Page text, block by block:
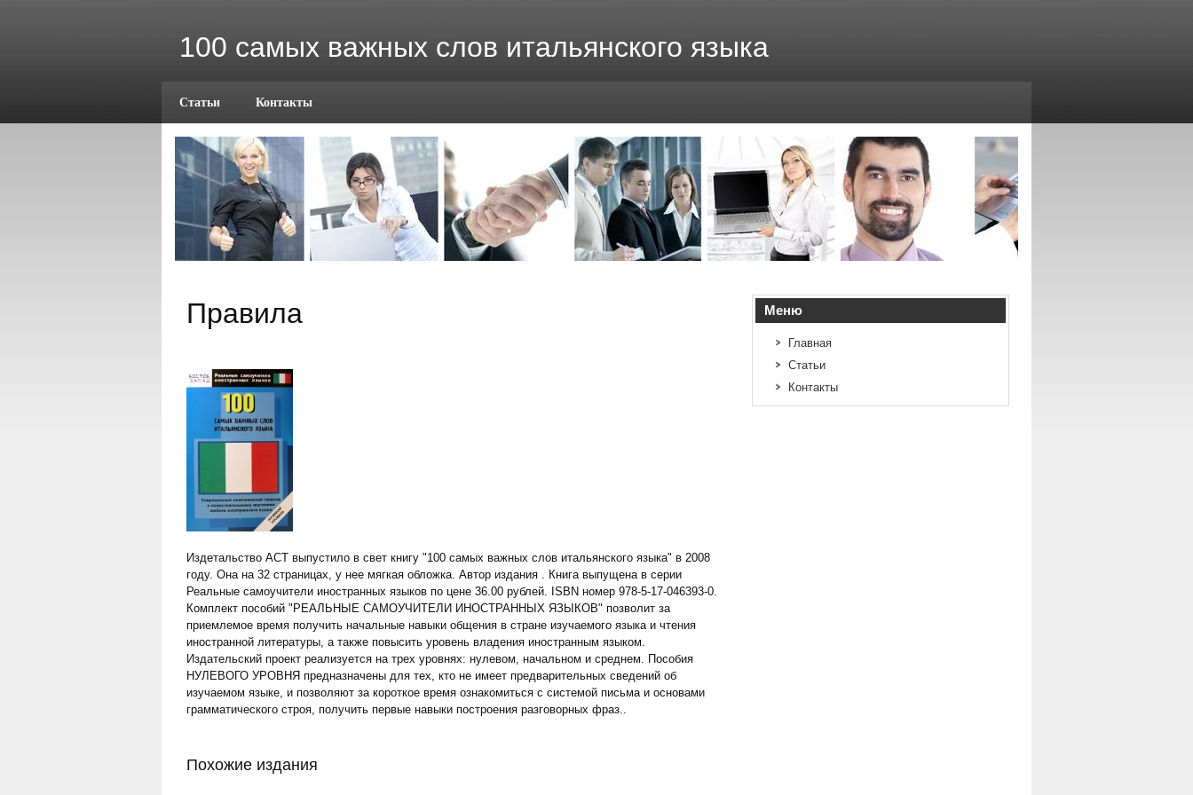
100 самых важных слов итальянского языка
Статьи Контакты
Правила
Издетальство АСТ выпустило в свет книгу "100 самых важных слов итальянского языка" в 2008
году. Она на 32 страницах, у нее мягкая обложка. Автор издания . Книга выпущена в серии
Реальные самоучители иностранных языков по цене 36.00 рублей. ISBN номер 978-5-17-046393-0.
Комплект пособий "РЕАЛЬНЫЕ САМОУЧИТЕЛИ ИНОСТРАННЫХ ЯЗЫКОВ" позволит за
приемлемое время получить начальные навыки общения в стране изучаемого языка и чтения
иностранной литературы, а также повысить уровень владения иностранным языком.
Издательский проект реализуется на трех уровнях: нулевом, начальном и среднем. Пособия
НУЛЕВОГО УРОВНЯ предназначены для тех, кто не имеет предварительных сведений об
изучаемом языке, и позволяют за короткое время ознакомиться с системой письма и основами
грамматического строя, получить первые навыки построения разговорных фраз..
Похожие издания
Меню
Главная
Статьи
Контакты